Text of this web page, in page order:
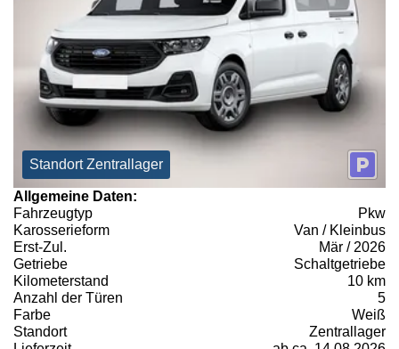
Standort Zentrallager
Allgemeine Daten:
Fahrzeugtyp
Pkw
Karosserieform
Van / Kleinbus
Erst-Zul.
Mär / 2026
Getriebe
Schaltgetriebe
Kilometerstand
10 km
Anzahl der Türen
5
Farbe
Weiß
Standort
Zentrallager